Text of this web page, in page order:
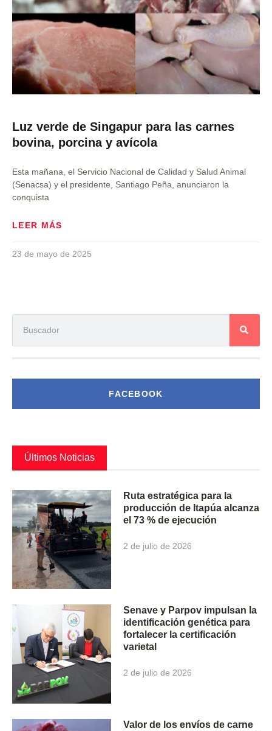
Luz verde de Singapur para las carnes
bovina, porcina y avícola
Esta mañana, el Servicio Nacional de Calidad y Salud Animal
(Senacsa) y el presidente, Santiago Peña, anunciaron la
conquista
LEER MÁS
23 de mayo de 2025
FACEBOOK
Últimos Noticias
Ruta estratégica para la
producción de Itapúa alcanza
el 73 % de ejecución
2 de julio de 2026
Senave y Parpov impulsan la
identificación genética para
fortalecer la certificación
varietal
2 de julio de 2026
Valor de los envíos de carne